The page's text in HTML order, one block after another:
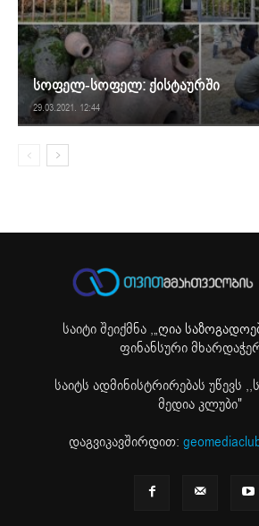
სოფელ-სოფელ: ქისტაურში
29.03.2021. 12:44
საიტი შეიქმნა ,„ღია
ფინანსური
საიტს ადმინისტრირებას უწევს
მედია კლუბი"
დაგვიკავშირდით: